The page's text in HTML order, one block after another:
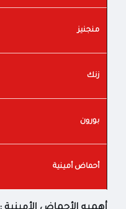
منجنيز
زنك
بورون
أحماض أمينية